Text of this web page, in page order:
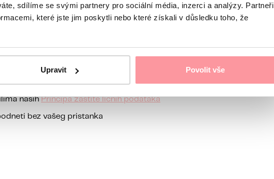
sdílíme se svými partnery pro sociální média, inzerci a analýzy. Partneři
které jste jim poskytli nebo které získali v důsledku toho, že
Upravit Povolit vše
se da pitate bilo šta
naših Principa zaštite ličnih podataka
bez vašeg pristanka